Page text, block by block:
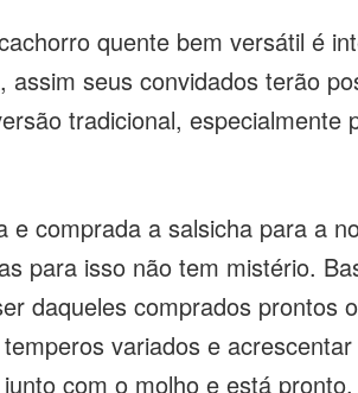
quente bem versátil é
assim seus convidados terão
tradicional, especialmente
e comprada a salsicha para a
para isso não tem mistério.
daqueles comprados prontos
variados e
com o molho e está pronto.